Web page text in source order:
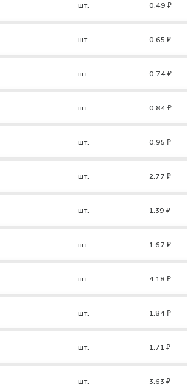
шт. 0.49 ₽
шт. 0.65 ₽
шт. 0.74 ₽
шт. 0.84 ₽
шт. 0.95 ₽
шт. 2.77 ₽
шт. 1.39 ₽
шт. 1.67 ₽
шт. 4.18 ₽
шт. 1.84 ₽
шт. 1.71 ₽
шт. 3.63 ₽